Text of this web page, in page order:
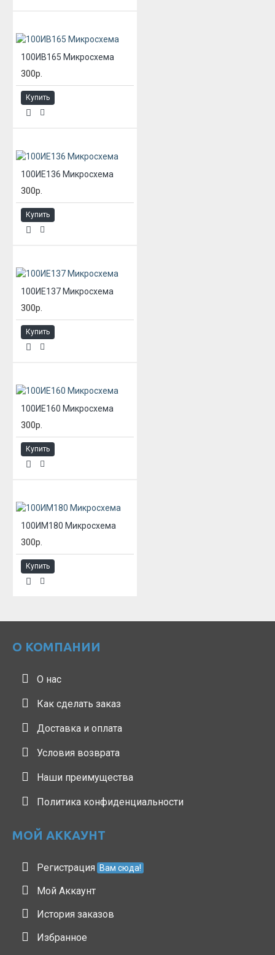
100ИВ165 Микросхема
300р.
Купить
100ИЕ136 Микросхема
300р.
Купить
100ИЕ137 Микросхема
300р.
Купить
100ИЕ160 Микросхема
300р.
Купить
100ИМ180 Микросхема
300р.
Купить
О КОМПАНИИ
О нас
Как сделать заказ
Доставка и оплата
Условия возврата
Наши преимущества
Политика конфиденциальности
МОЙ АККАУНТ
Регистрация Вам сюда!
Мой Аккаунт
История заказов
Избранное